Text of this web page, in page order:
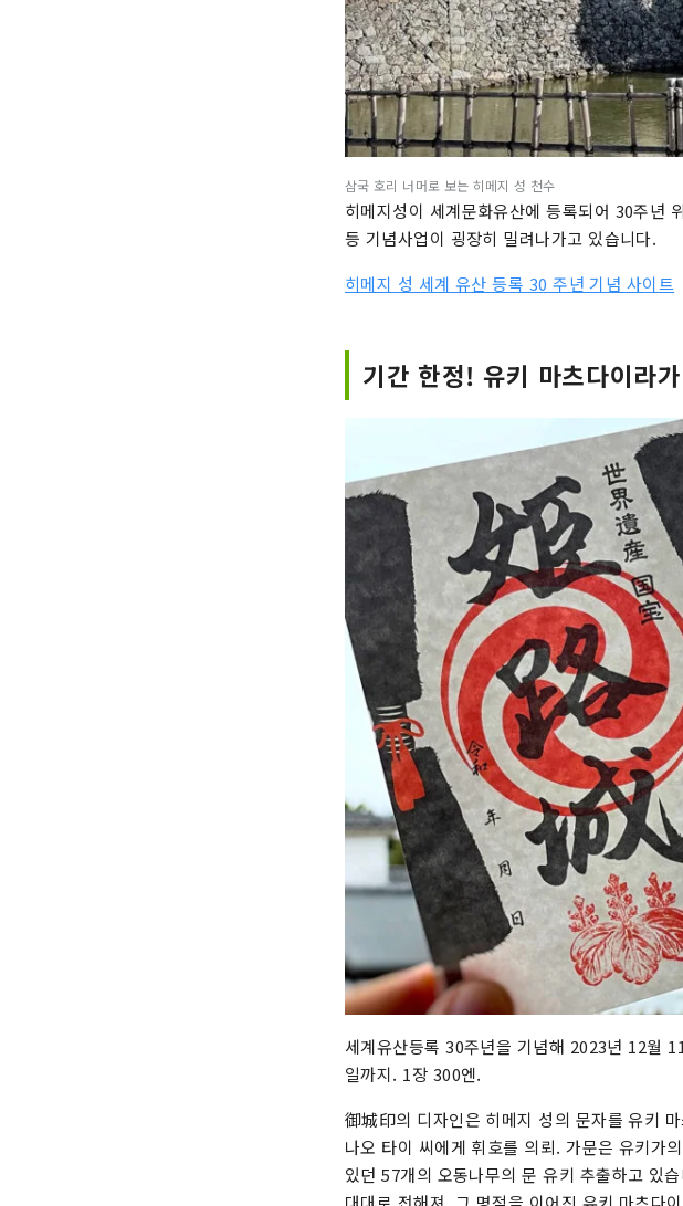
삼국 호리 너머로 보는 히메지 성 천수
히메지성이 세계문화유산에 등록되어 30주년
등 기념사업이 굉장히 밀려나가고 있습니다.
히메지 성 세계 유산 등록 30 주년 기념 사이트
기간 한정! 유키 마츠다이라
세계유산등록 30주년을 기념해 2023년 12월
일까지. 1장 300엔.
御城印의 디자인은 히메지 성의 문자를 유키
나오 타이 씨에게 휘호를 의뢰. 가문은 유키가
있던 57개의 오동나무의 문 유키 추출하고 있